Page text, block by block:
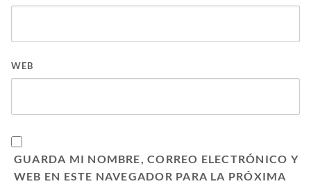
WEB
GUARDA MI NOMBRE, CORREO ELECTRÓNICO Y
WEB EN ESTE NAVEGADOR PARA LA PRÓXIMA